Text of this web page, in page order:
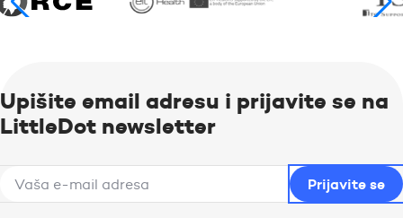
Upišite email adresu i prijavite se na
LittleDot newsletter